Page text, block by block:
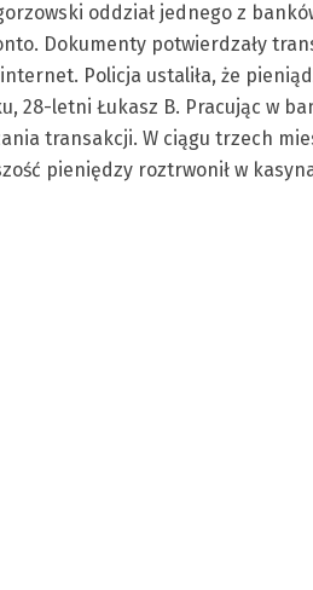
oddział jednego z
Dokumenty potwierdzały
Policja ustaliła, że
28-letni Łukasz B. Pracując w
transakcji. W ciągu trzech
pieniędzy roztrwonił w